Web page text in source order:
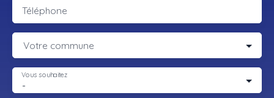
Téléphone
Votre commune
-
Vous souhaitez